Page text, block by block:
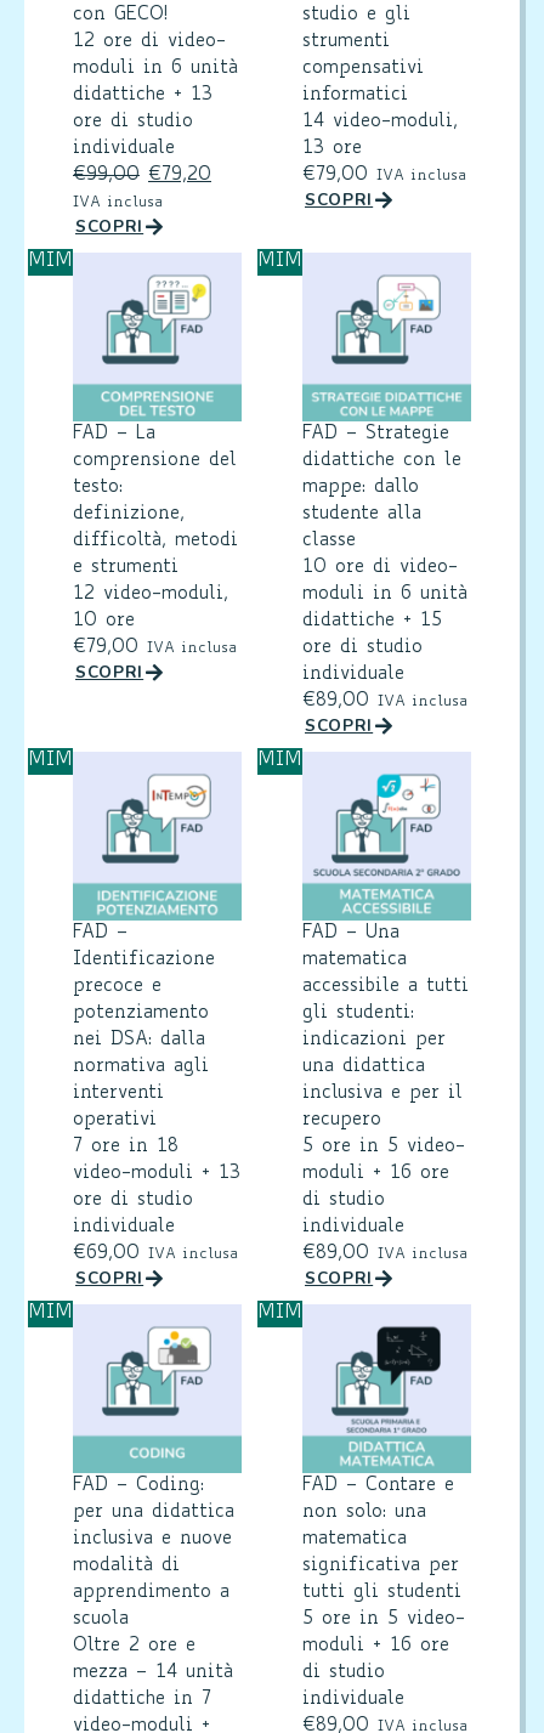
con GECO!
12 ore di video-
moduli in 6 unità
didattiche + 13
ore di studio
individuale
€99,00 € 79,20
IVA inclusa
SCOPRI
studio e gli
strumenti
compensativi
informatici
14 video-moduli,
13 ore
€ 79,00 IVA inclusa
SCOPRI
FAD – La
comprensione del
testo:
definizione,
difficoltà, metodi
e strumenti
12 video-moduli,
10 ore
€ 79,00 IVA inclusa
SCOPRI
MIM
FAD – Strategie
didattiche con le
mappe: dallo
studente alla
classe
10 ore di video-
moduli in 6 unità
didattiche + 15
ore di studio
individuale
€89,00 IVA inclusa
SCOPRI
MIM
FAD –
Identificazione
precoce e
potenziamento
nei DSA: dalla
normativa agli
interventi
operativi
7 ore in 18
video-moduli + 13
ore di studio
individuale
€69,00 IVA inclusa
SCOPRI
MIM
FAD – Una
matematica
accessibile a tutti
gli studenti:
indicazioni per
una didattica
inclusiva e per il
recupero
5 ore in 5 video-
moduli + 16 ore
di studio
individuale
€89,00 IVA inclusa
SCOPRI
MIM
FAD – Coding:
per una didattica
inclusiva e nuove
modalità di
apprendimento a
scuola
Oltre 2 ore e
mezza – 14 unità
didattiche in 7
video-moduli +
MIM
FAD – Contare e
non solo: una
matematica
significativa per
tutti gli studenti
5 ore in 5 video-
moduli + 16 ore
di studio
individuale
€89,00 IVA inclusa
MIM